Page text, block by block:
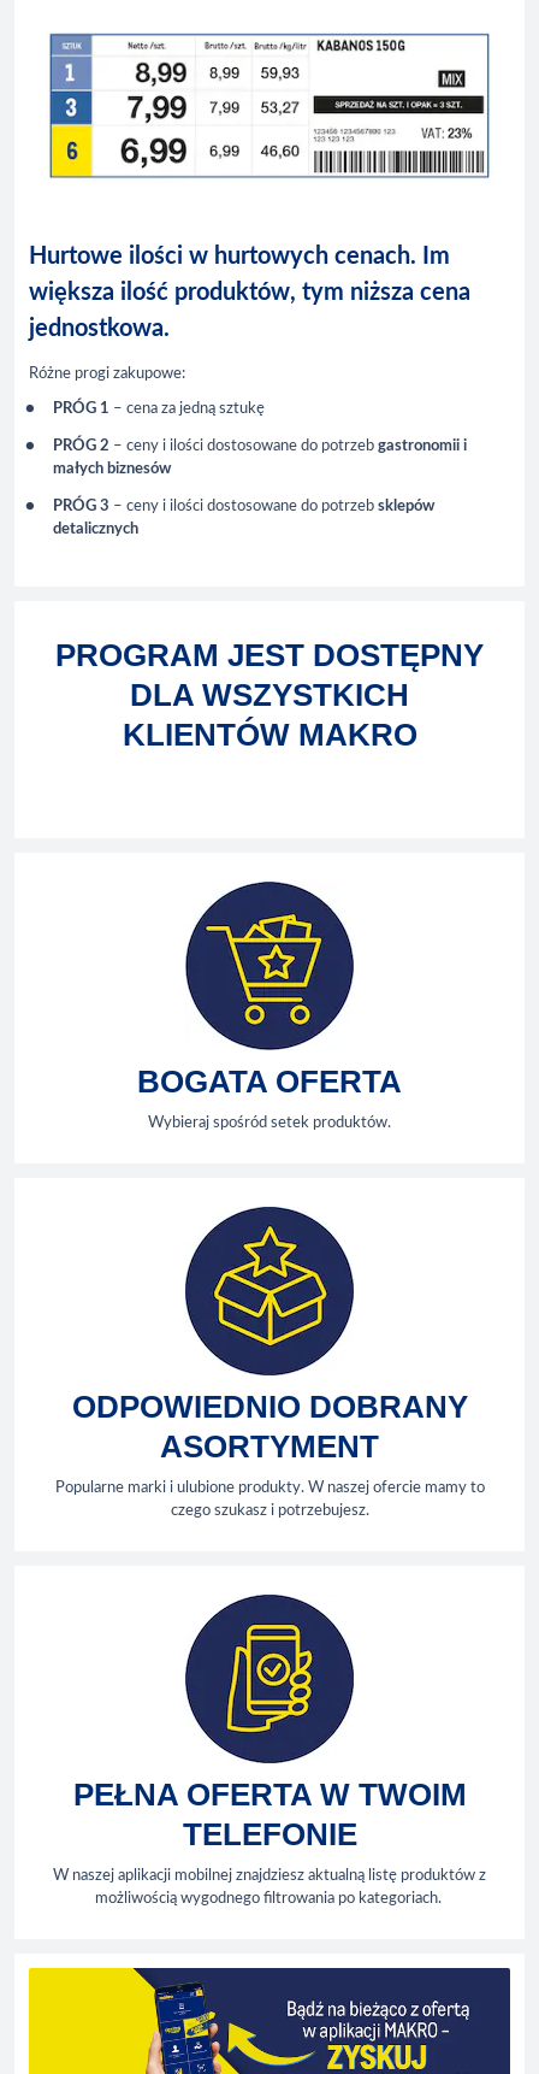
Hurtowe ilości w hurtowych cenach. Im
większa ilość produktów, tym niższa cena
jednostkowa.
Różne progi zakupowe:
PRÓG 1 – cena za jedną sztukę
PRÓG 2 – ceny i ilości dostosowane do potrzeb gastronomii i
małych biznesów
PRÓG 3 – ceny i ilości dostosowane do potrzeb sklepów
detalicznych
PROGRAM JEST DOSTĘPNY
DLA WSZYSTKICH
KLIENTÓW MAKRO
BOGATA OFERTA
Wybieraj spośród setek produktów.
ODPOWIEDNIO DOBRANY
ASORTYMENT
Popularne marki i ulubione produkty. W naszej ofercie mamy to
czego szukasz i potrzebujesz.
PEŁNA OFERTA W TWOIM
TELEFONIE
W naszej aplikacji mobilnej znajdziesz aktualną listę produktów z
możliwością wygodnego filtrowania po kategoriach.